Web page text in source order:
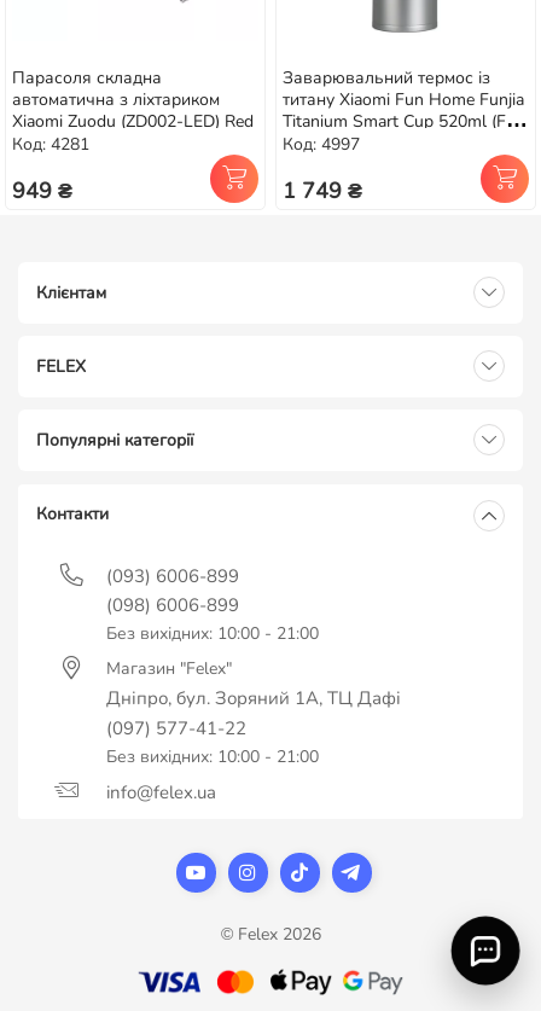
Парасоля складна
автоматична з ліхтариком
Xiaomi Zuodu (ZD002-LED) Red
Код: 4281
949 ₴
Заварювальний термос із
титану Xiaomi Fun Home Funjia
Titanium Smart Cup 520ml (FJ-
TA003)
Код: 4997
1 749 ₴
Клієнтам
FELEX
Популярні категорії
Контакти
(093) 6006-899
(098) 6006-899
Без вихідних: 10:00 - 21:00
Магазин "Felex"
Дніпро, бул. Зоряний 1А, ТЦ Дафі
(097) 577-41-22
Без вихідних: 10:00 - 21:00
info@felex.ua
© Felex 2026